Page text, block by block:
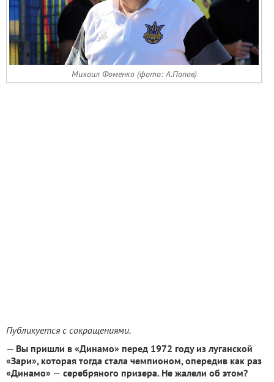
Михаил Фоменко (фото: А.Попов)
Публикуется с сокращениями.
— Вы пришли в «Динамо» перед 1972 году из луганской
«Зари», которая тогда стала чемпионом, опередив как раз
«Динамо» — серебряного призера. Не жалели об этом?